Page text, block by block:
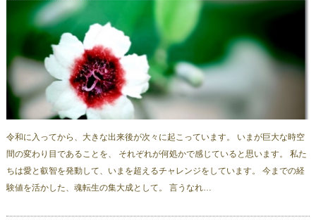
令和に入ってから、大きな出来後が次々に起こっています。 いまが巨大な時空
間の変わり目であることを、 それぞれが何処かで感じていると思います。 私た
ちは愛と叡智を発動して、いまを超えるチャレンジをしています。 今までの経
験値を活かした、魂転生の集大成として。 言うなれ…